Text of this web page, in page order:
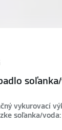
vykurovací
soľanka/